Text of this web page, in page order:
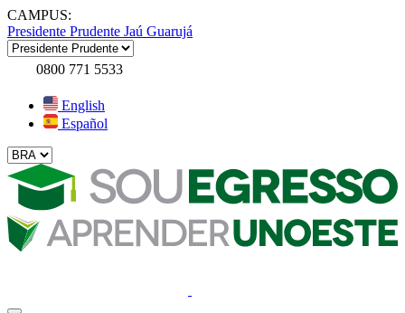
CAMPUS:
Presidente Prudente Jaú Guarujá
0800 771 5533
English
Español